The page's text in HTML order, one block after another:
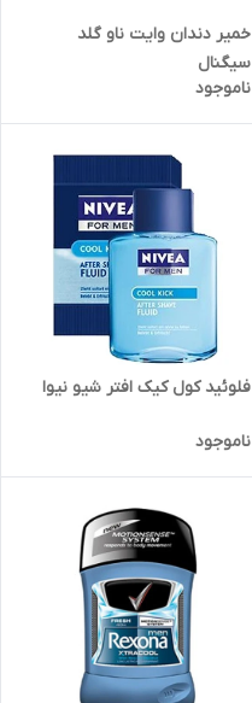
خمیر دندان وایت ناو گلد
سیگنال
ناموجود
فلوئید کول کیک افتر شیو نیوا
ناموجود